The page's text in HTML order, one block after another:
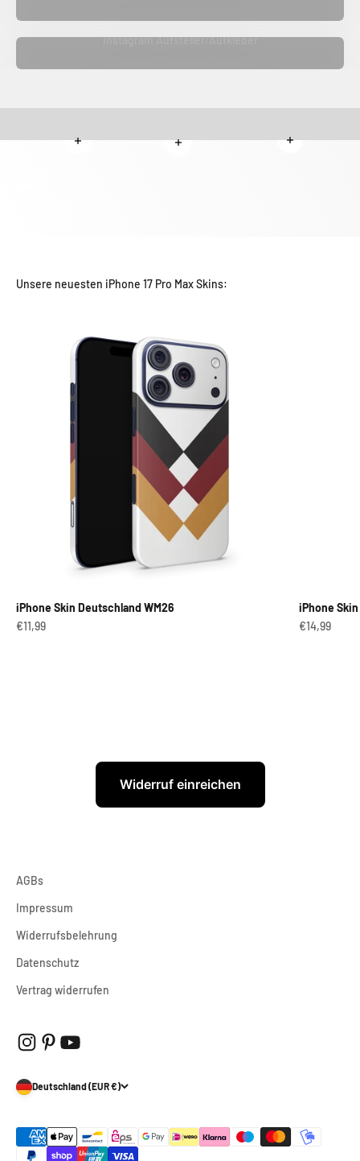
Instagram Aufsteller/Aufkleber
Weiterlesen
Weiterlesen
Unsere neuesten iPhone 17 Pro Max Skins:
iPhone Skin Deutschland WM26
Angebot
€11,99
iPhone
Angebot
€14,99
Widerruf einreichen
AGBs
Impressum
Widerrufsbelehrung
Datenschutz
Vertrag widerrufen
Deutschland (EUR €)